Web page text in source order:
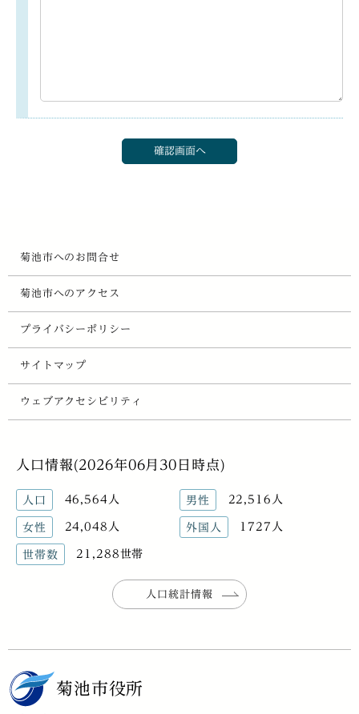
菊池市へのお問合せ
菊池市へのアクセス
プライバシーポリシー
サイトマップ
ウェブアクセシビリティ
人口情報(2026年06月30日時点)
人口 46,564人 男性 22,516人
女性 24,048人 外国人 1727人
世帯数 21,288世帯
人口統計情報
菊池市役所